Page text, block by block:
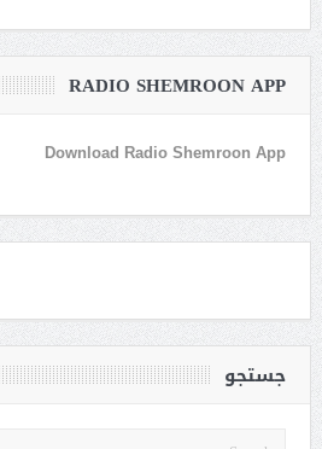
RADIO SHEMROON APP
Download Radio Shemroon App
جستجو